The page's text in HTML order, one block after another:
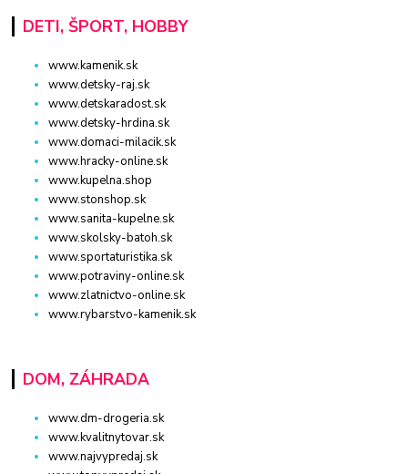
DETI, ŠPORT, HOBBY
www.kamenik.sk
www.detsky-raj.sk
www.detskaradost.sk
www.detsky-hrdina.sk
www.domaci-milacik.sk
www.hracky-online.sk
www.kupelna.shop
www.stonshop.sk
www.sanita-kupelne.sk
www.skolsky-batoh.sk
www.sportaturistika.sk
www.potraviny-online.sk
www.zlatnictvo-online.sk
www.rybarstvo-kamenik.sk
DOM, ZÁHRADA
www.dm-drogeria.sk
www.kvalitnytovar.sk
www.najvypredaj.sk